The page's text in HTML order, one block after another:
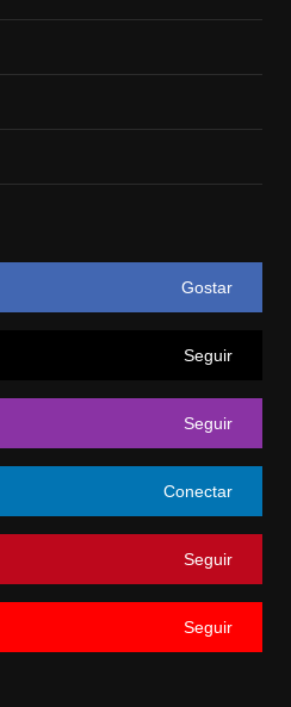
Gostar
Seguir
Seguir
Conectar
Seguir
Seguir